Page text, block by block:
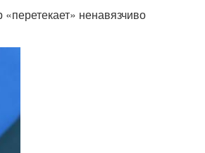
ненавязчиво